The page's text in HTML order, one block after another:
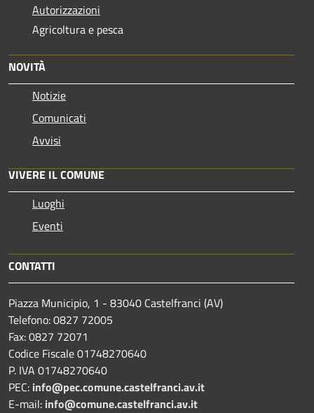
Autorizzazioni
Agricoltura e pesca
NOVITÀ
Notizie
Comunicati
Avvisi
VIVERE IL COMUNE
Luoghi
Eventi
CONTATTI
Piazza Municipio, 1 - 83040 Castelfranci (AV)
Telefono: 0827 72005
Fax: 0827 72071
Codice Fiscale 01748270640
P. IVA 01748270640
PEC: info@pec.comune.castelfranci.av.it
E-mail: info@comune.castelfranci.av.it